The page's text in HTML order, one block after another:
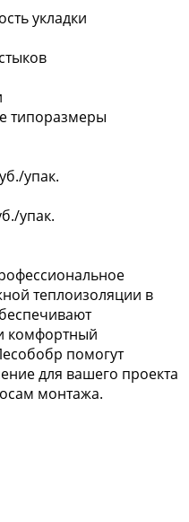
укладки
типоразмеры
упак.
упак.
теплоизоляции в
комфортный
помогут
для вашего проекта
монтажа.